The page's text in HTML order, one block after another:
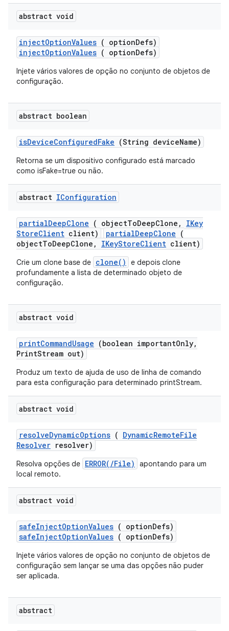
abstract void
injectOptionValues ( optionDefs)
injectOptionValues ( optionDefs)
Injete vários valores de opção no conjunto de objetos de
configuração.
abstract boolean
isDeviceConfiguredFake (String deviceName)
Retorna se um dispositivo configurado está marcado
como isFake=true ou não.
abstract IConfiguration
partialDeepClone ( objectToDeepClone ,
IKey
StoreClient client) partialDeepClone (
objectToDeepClone, IKeyStoreClient client)
Crie um clone base de clone()
e depois clone
profundamente a lista de determinado objeto de
configuração.
abstract void
printCommandUsage (boolean importantOnly,
PrintStream out)
Produz um texto de ajuda de uso de linha de comando
para esta configuração para determinado printStream.
abstract void
resolveDynamicOptions ( DynamicRemoteFile
Resolver resolver)
Resolva opções de ERROR(/File)
apontando para um
local remoto.
abstract void
safeInjectOptionValues ( optionDefs)
safeInjectOptionValues ( optionDefs)
Injete vários valores de opção no conjunto de objetos de
configuração sem lançar se uma das opções não puder
ser aplicada.
abstract